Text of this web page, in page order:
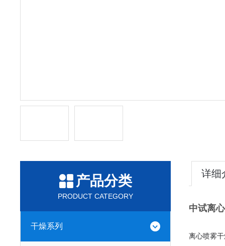
产品分类
PRODUCT CATEGORY
干燥系列
详细
中试离
离心喷雾